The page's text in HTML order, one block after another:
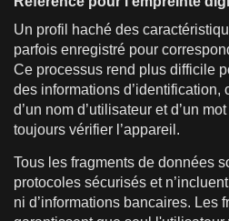
Un profil haché des
parfois enregistré pour
Ce processus rend plus difficile
des informations d’identification,
d’un nom d’utilisateur et d’un
toujours vérifier l’appareil.
Tous les fragments de données
protocoles sécurisés et
ni d’informations bancaires. Les